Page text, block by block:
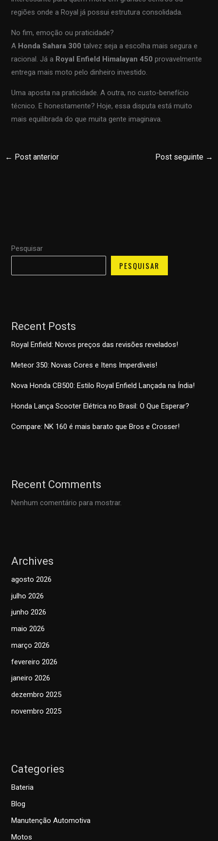
regiões onde a Royal já possui estrutura consolidada.
No fim, emoção ou praticidade?
A Honda Sahara 300 talvez seja a escolha mais segura e
racional. Já a Royal Enfield Himalayan 450 provavelmente
entrega mais moto pelo dinheiro investido.
Uma aposta na praticidade. A outra, no custo-benefício
técnico. E honestamente? Hoje, essa disputa está muito
mais equilibrada do que muita gente imaginava.
← Post anterior Post seguinte →
Pesquisar
PESQUISAR
Recent Posts
Royal Enfield: Novos preços das revisões revelados!
Meteor 350: Novas Cores e Itens Imperdíveis!
Nova Honda CB500: Estilo Royal Enfield Lançada na Índia!
Honda Lança Scooter Elétrica no Brasil: O Que Esperar?
Compare: NK 160 é mais barato que Bros e Crosser!
Recent Comments
Nenhum comentário para mostrar.
Archives
agosto 2026
julho 2026
junho 2026
maio 2026
março 2026
fevereiro 2026
janeiro 2026
dezembro 2025
novembro 2025
Categories
Bateria
Blog
Manutenção Automotiva
Motos